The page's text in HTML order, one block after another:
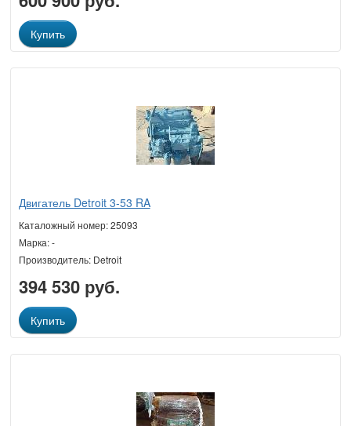
Купить
Двигатель Detroit 3-53 RA
Каталожный номер: 25093
Марка: -
Производитель: Detroit
394 530 руб.
Купить